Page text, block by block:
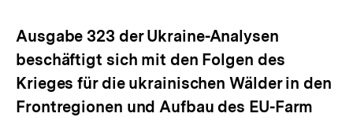
Ausgabe 323 der Ukraine-Analysen
beschäftigt sich mit den Folgen des
Krieges für die ukrainischen Wälder in den
Frontregionen und Aufbau des EU-Farm